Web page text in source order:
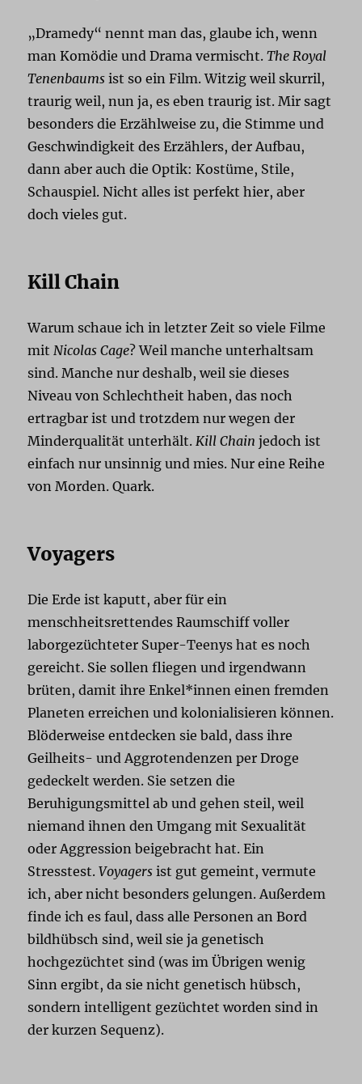
„Dramedy“ nennt man das, glaube ich, wenn
man Komödie und Drama vermischt.The Royal
Tenenbaums ist so ein Film. Witzig weil skurril,
traurig weil, nun ja, es eben traurig ist. Mir sagt
besonders die Erzählweise zu, die Stimme und
Geschwindigkeit des Erzählers, der Aufbau,
dann aber auch die Optik: Kostüme, Stile,
Schauspiel. Nicht alles ist perfekt hier, aber
doch vieles gut.
Kill Chain
Warum schaue ich in letzter Zeit so viele Filme
mit Nicolas Cage? Weil manche unterhaltsam
sind. Manche nur deshalb, weil sie dieses
Niveau von Schlechtheit haben, das noch
ertragbar ist und trotzdem nur wegen der
Minderqualität unterhält. Kill Chain jedoch ist
einfach nur unsinnig und mies. Nur eine Reihe
von Morden. Quark.
Voyagers
Die Erde ist kaputt, aber für ein
menschheitsrettendes Raumschiff voller
laborgezüchteter Super-Teenys hat es noch
gereicht. Sie sollen fliegen und irgendwann
brüten, damit ihre Enkel*innen einen fremden
Planeten erreichen und kolonialisieren können.
Blöderweise entdecken sie bald, dass ihre
Geilheits- und Aggrotendenzen per Droge
gedeckelt werden. Sie setzen die
Beruhigungsmittel ab und gehen steil, weil
niemand ihnen den Umgang mit Sexualität
oder Aggression beigebracht hat. Ein
Stresstest.Voyagers ist gut gemeint, vermute
ich, aber nicht besonders gelungen. Außerdem
finde ich es faul, dass alle Personen an Bord
bildhübsch sind, weil sie ja genetisch
hochgezüchtet sind (was im Übrigen wenig
Sinn ergibt, da sie nicht genetisch hübsch,
sondern intelligent gezüchtet worden sind in
der kurzen Sequenz).